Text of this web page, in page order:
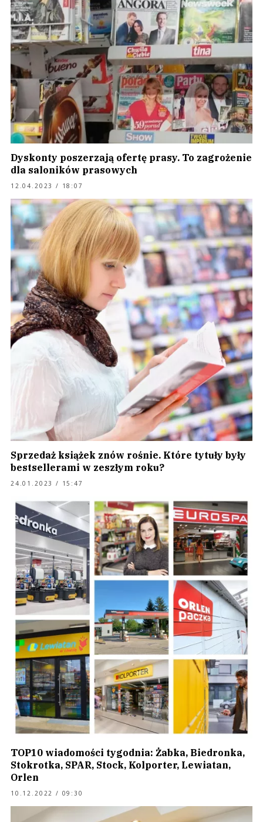
Dyskonty poszerzają ofertę prasy. To zagrożenie
dla saloników prasowych
12.04.2023 / 18:07
Sprzedaż książek znów rośnie. Które tytuły były
bestsellerami w zeszłym roku?
24.01.2023 / 15:47
TOP10 wiadomości tygodnia: Żabka, Biedronka,
Stokrotka, SPAR, Stock, Kolporter, Lewiatan,
Orlen
10.12.2022 / 09:30